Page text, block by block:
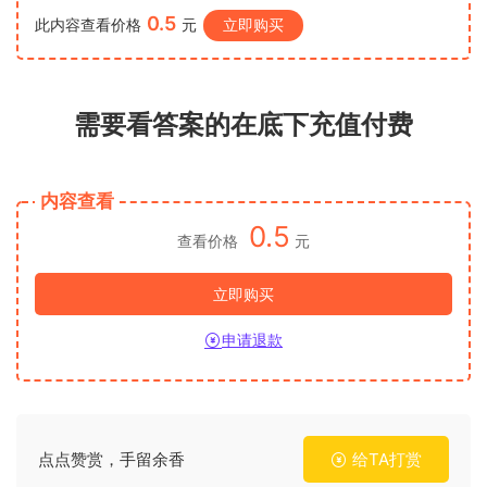
此内容查看价格 0.5 元 立即购买
需要看答案的在底下充值付费
内容查看
查看价格 0.5 元
立即购买
申请退款
点点赞赏，手留余香 给TA打赏